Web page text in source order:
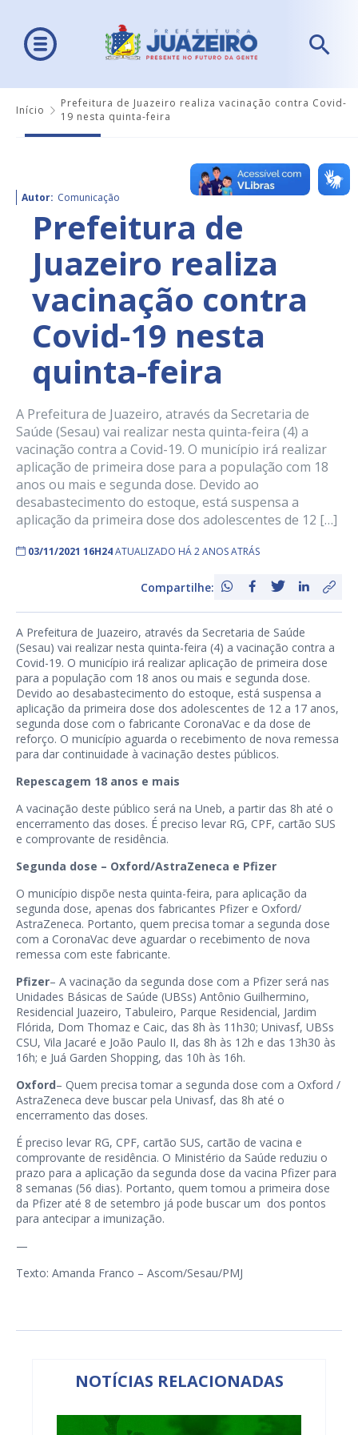
Início
Prefeitura de Juazeiro realiza vacinação contra Covid-
19 nesta quinta-feira
Autor: Comunicação
Prefeitura de
Juazeiro realiza
vacinação contra
Covid-19 nesta
quinta-feira
A Prefeitura de Juazeiro, através da Secretaria de
Saúde (Sesau) vai realizar nesta quinta-feira (4) a
vacinação contra a Covid-19. O município irá realizar
aplicação de primeira dose para a população com 18
anos ou mais e segunda dose. Devido ao
desabastecimento do estoque, está suspensa a
aplicação da primeira dose dos adolescentes de 12 […]
03/11/2021 16H24ATUALIZADO HÁ 2 ANOS ATRÁS
Compartilhe:
A Prefeitura de Juazeiro, através da Secretaria de Saúde
(Sesau) vai realizar nesta quinta-feira (4) a vacinação contra a
Covid-19. O município irá realizar aplicação de primeira dose
para a população com 18 anos ou mais e segunda dose.
Devido ao desabastecimento do estoque, está suspensa a
aplicação da primeira dose dos adolescentes de 12 a 17 anos,
segunda dose com o fabricante CoronaVac e da dose de
reforço. O município aguarda o recebimento de nova remessa
para dar continuidade à vacinação destes públicos.
Repescagem 18 anos e mais
A vacinação deste público será na Uneb, a partir das 8h até o
encerramento das doses. É preciso levar RG, CPF, cartão SUS
e comprovante de residência.
Segunda dose – Oxford/AstraZeneca e Pfizer
O município dispõe nesta quinta-feira, para aplicação da
segunda dose, apenas dos fabricantes Pfizer e Oxford/
AstraZeneca. Portanto, quem precisa tomar a segunda dose
com a CoronaVac deve aguardar o recebimento de nova
remessa com este fabricante.
Pfizer– A vacinação da segunda dose com a Pfizer será nas
Unidades Básicas de Saúde (UBSs) Antônio Guilhermino,
Residencial Juazeiro, Tabuleiro, Parque Residencial, Jardim
Flórida, Dom Thomaz e Caic, das 8h às 11h30; Univasf, UBSs
CSU, Vila Jacaré e João Paulo II, das 8h às 12h e das 13h30 às
16h; e Juá Garden Shopping, das 10h às 16h.
Oxford– Quem precisa tomar a segunda dose com a Oxford /
AstraZeneca deve buscar pela Univasf, das 8h até o
encerramento das doses.
É preciso levar RG, CPF, cartão SUS, cartão de vacina e
comprovante de residência. O Ministério da Saúde reduziu o
prazo para a aplicação da segunda dose da vacina Pfizer para
8 semanas (56 dias). Portanto, quem tomou a primeira dose
da Pfizer até 8 de setembro já pode buscar um dos pontos
para antecipar a imunização.
—
Texto: Amanda Franco – Ascom/Sesau/PMJ
NOTÍCIAS RELACIONADAS